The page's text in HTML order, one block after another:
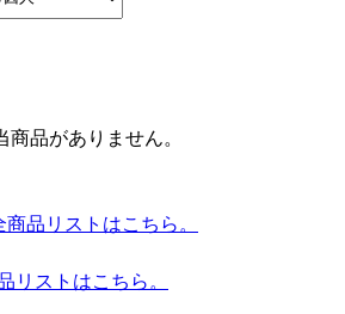
商品がありません。
品リストはこちら。
リストはこちら。